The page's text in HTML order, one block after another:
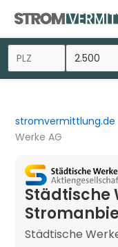
stromvermittlung.de
Werke AG
Städtische
Städtische